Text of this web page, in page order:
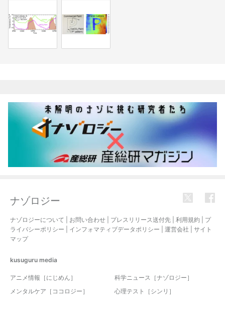
ナゾロジー
ナゾロジーについて お問い合わせ プレスリリース送付先 利用規約
プ
ライバシーポリシー
インフォマティブデータポリシー 運営会社
サイト
マップ
kusuguru media
アニメ情報［にじめん］
科学ニュース［ナゾロジー］
メンタルケア［ココロジー］
心理テスト［シンリ］